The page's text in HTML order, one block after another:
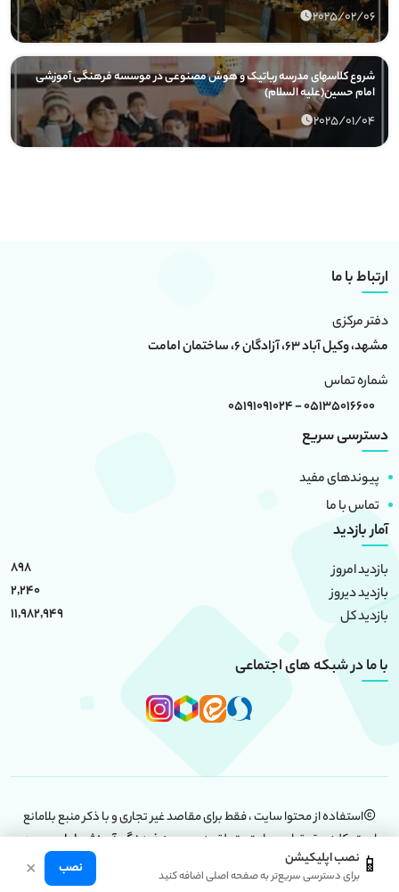
2025/02/06
شروع کلاسهای مدرسه رباتیک و هوش مصنوعی در موسسه فرهنگی آموزشی
امام حسین(علیه السلام)
2025/01/04
ارتباط با ما
دفتر مرکزی
مشهد، وکیل آباد 63، آزادگان 6، ساختمان امامت
شماره تماس
05135016600 - 05191091024
دسترسی سریع
پیوندهای مفید
تماس با ما
آمار بازدید
بازدید امروز
898
بازدید دیروز
2,240
بازدید کل
11,982,949
با ما در شبکه های اجتماعی
استفاده از محتوا سایت ، فقط برای مقاصد غیر تجاری و با ذکر منبع بلامانع
است. کلیه حقوق این سایت متعلق بهموسسه فرهنگی آموزشی امام حسین
📱 نصب اپلیکیشن
برای دسترسی سریع‌تر به صفحه اصلی اضافه کنید نصب ×